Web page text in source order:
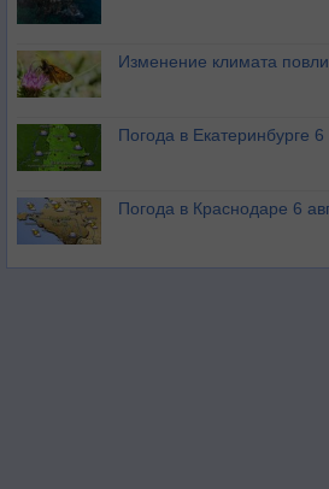
Изменение климата
Погода в Екатеринбурге 6
Погода в Краснодаре 6